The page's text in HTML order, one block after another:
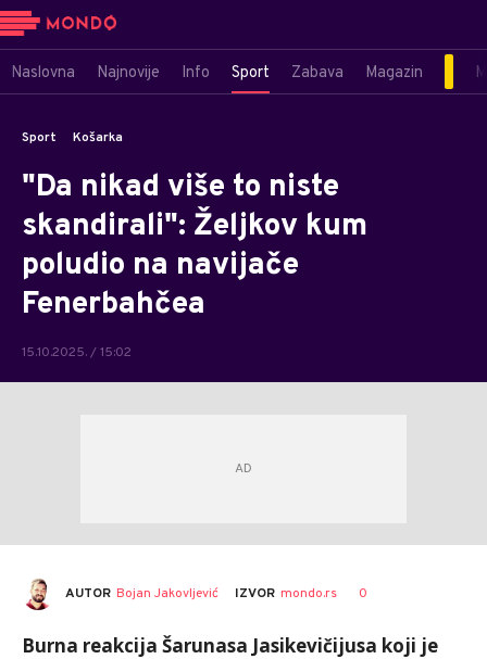
Naslovna Najnovije Info Sport Zabava Magazin
Sport Košarka
"Da nikad više to niste
skandirali": Željkov kum
poludio na navijače
Fenerbahčea
15.10.2025. / 15:02
AUTOR Bojan Jakovljević IZVOR mondo.rs 0
Burna reakcija Šarunasa Jasikevičijusa koji je